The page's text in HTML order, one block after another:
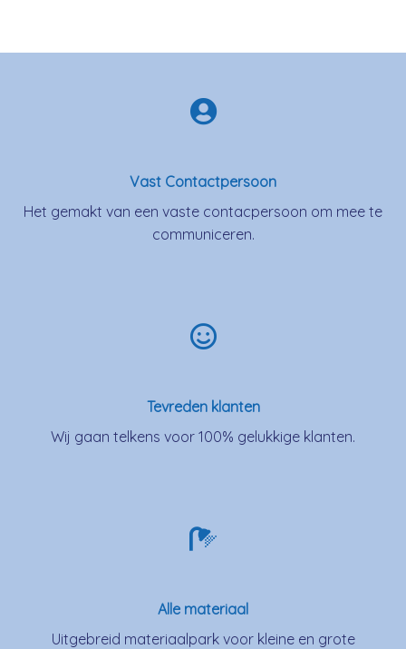
Vast Contactpersoon
Het gemakt van een vaste contacpersoon om mee te
communiceren.
Tevreden klanten
Wij gaan telkens voor 100% gelukkige klanten.
Alle materiaal
Uitgebreid materiaalpark voor kleine en grote